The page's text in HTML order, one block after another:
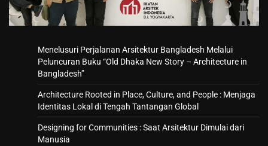
Menelusuri Perjalanan Arsitektur Bangladesh Melalui
Peluncuran Buku “Old Dhaka New Story – Architecture in
Bangladesh”
Architecture Rooted in Place, Culture, and People : Menjaga
Identitas Lokal di Tengah Tantangan Global
Designing for Communities : Saat Arsitektur Dimulai dari
Manusia